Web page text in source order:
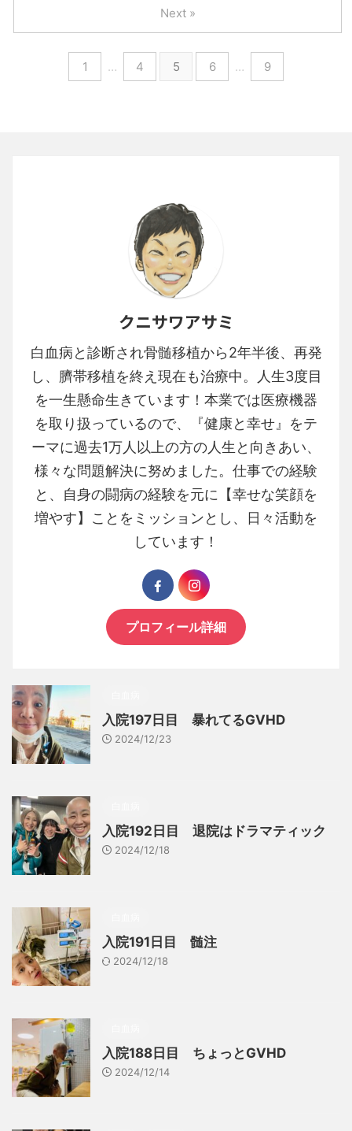
1 … 4 5 6 … 9
Next »
クニサワアサミ
白血病と診断され骨髄移植から2年半後、再発
し、臍帯移植を終え現在も治療中。人生3度目
を一生懸命生きています！本業では医療機器
を取り扱っているので、『健康と幸せ』をテ
ーマに過去1万人以上の方の人生と向きあい、
様々な問題解決に努めました。仕事での経験
と、自身の闘病の経験を元に【幸せな笑顔を
増やす】ことをミッションとし、日々活動を
しています！
プロフィール詳細
入院197日目 暴れてるGVHD
2024/12/23
入院192日目 退院はドラマティック
2024/12/18
入院191日目 髄注
2024/12/18
入院188日目 ちょっとGVHD
2024/12/14